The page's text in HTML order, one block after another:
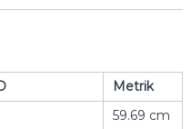
Metrik
59.69 cm